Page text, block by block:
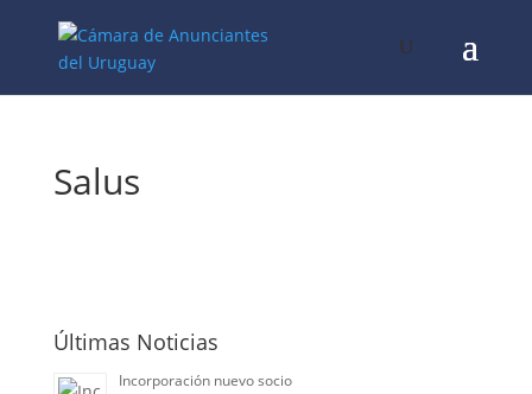
Salus
Últimas Noticias
Incorporación nuevo socio